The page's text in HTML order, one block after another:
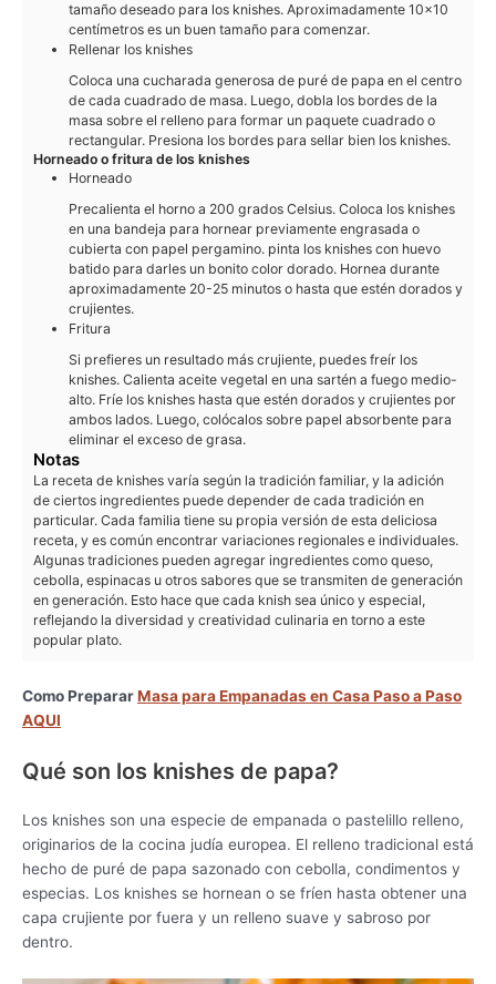
tamaño deseado para los knishes. Aproximadamente 10x10
centímetros es un buen tamaño para comenzar.
Rellenar los knishes
Coloca una cucharada generosa de puré de papa en el centro
de cada cuadrado de masa. Luego, dobla los bordes de la
masa sobre el relleno para formar un paquete cuadrado o
rectangular. Presiona los bordes para sellar bien los knishes.
Horneado o fritura de los knishes
Horneado
Precalienta el horno a 200 grados Celsius. Coloca los knishes
en una bandeja para hornear previamente engrasada o
cubierta con papel pergamino. pinta los knishes con huevo
batido para darles un bonito color dorado. Hornea durante
aproximadamente 20-25 minutos o hasta que estén dorados y
crujientes.
Fritura
Si prefieres un resultado más crujiente, puedes freír los
knishes. Calienta aceite vegetal en una sartén a fuego medio-
alto. Fríe los knishes hasta que estén dorados y crujientes por
ambos lados. Luego, colócalos sobre papel absorbente para
eliminar el exceso de grasa.
Notas
La receta de knishes varía según la tradición familiar, y la adición
de ciertos ingredientes puede depender de cada tradición en
particular. Cada familia tiene su propia versión de esta deliciosa
receta, y es común encontrar variaciones regionales e individuales.
Algunas tradiciones pueden agregar ingredientes como queso,
cebolla, espinacas u otros sabores que se transmiten de generación
en generación. Esto hace que cada knish sea único y especial,
reflejando la diversidad y creatividad culinaria en torno a este
popular plato.
Como PrepararMasa para Empanadas en Casa Paso a Paso
AQUI
Qué son los knishes de papa?
Los knishes son una especie de empanada o pastelillo relleno,
originarios de la cocina judía europea. El relleno tradicional está
hecho de puré de papa sazonado con cebolla, condimentos y
especias. Los knishes se hornean o se fríen hasta obtener una
capa crujiente por fuera y un relleno suave y sabroso por
dentro.